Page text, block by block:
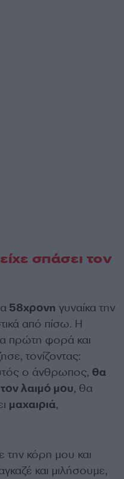
σπάσει τον
58χρονη γυναίκα την
από πίσω. Η
πρώτη φορά και
τονίζοντας:
ο άνθρωπος, θα
λαιμό μου, θα
μαχαιριά,
την κόρη μου και
και μιλήσουμε,